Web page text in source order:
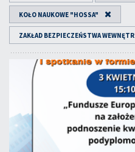
KOŁO NAUKOWE "HOSSA"
ZAKŁAD BEZPIECZEŃSTWA